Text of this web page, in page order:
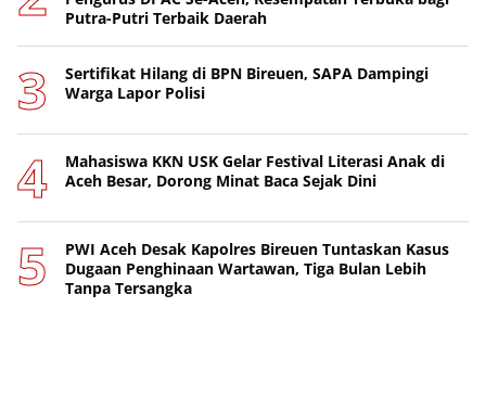
Putra-Putri Terbaik Daerah
Sertifikat Hilang di BPN Bireuen, SAPA Dampingi
Warga Lapor Polisi
Mahasiswa KKN USK Gelar Festival Literasi Anak di
Aceh Besar, Dorong Minat Baca Sejak Dini
PWI Aceh Desak Kapolres Bireuen Tuntaskan Kasus
Dugaan Penghinaan Wartawan, Tiga Bulan Lebih
Tanpa Tersangka